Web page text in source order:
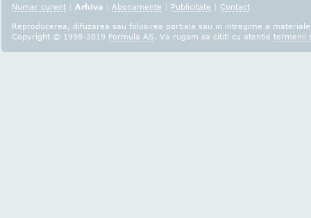
Numar curent | Arhiva | Abonamente | Publicitate | Contact
Reproducerea, difuzarea sau folosirea partiala sau in intregime a
Copyright © 1998-2019 Formula AS. Va rugam sa cititi cu atentie termenii